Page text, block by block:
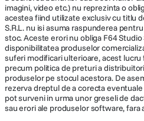
imagini, video etc.) nu reprezinta o
acestea fiind utilizate exclusiv cu titlu
S.R.L. nu isi asuma raspunderea
stoc. Aceste erori nu obliga F64
disponibilitatea produselor
suferi modificari ulterioare, acest
precum politica de preturi a
produselor pe stocul acestora. De
rezerva dreptul de a corecta
pot surveni in urma unor greseli de
sau erori ale produselor software, fara